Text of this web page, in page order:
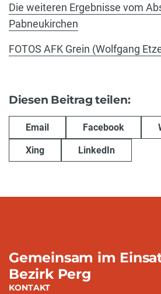
Die weiteren Ergebnisse vom
Pabneukirchen
FOTOS AFK Grein (Wolfgang
Diesen Beitrag teilen:
Email Facebook
Xing LinkedIn
Gemeinsam im
Bezirk Perg
KONTAKT